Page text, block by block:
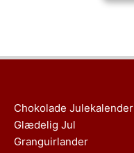
Chokolade Julekalender
Glædelig Jul
Granguirlander